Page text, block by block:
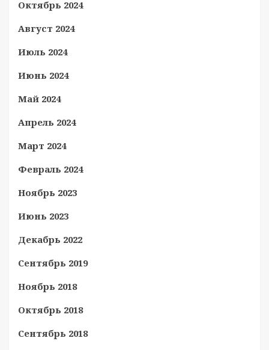
Октябрь 2024
Август 2024
Июль 2024
Июнь 2024
Май 2024
Апрель 2024
Март 2024
Февраль 2024
Ноябрь 2023
Июнь 2023
Декабрь 2022
Сентябрь 2019
Ноябрь 2018
Октябрь 2018
Сентябрь 2018